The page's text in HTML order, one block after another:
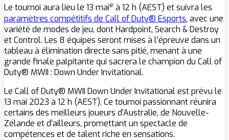
Le tournoi aura lieu le 13 maie à 12 h (AEST) et suivra les
paramètres compétitifs de Call of Duty® Esports, avec une
variété de modes de jeu, dont Hardpoint, Search & Destroy
et Control. Les 8 équipes seront mises à l’épreuve dans un
tableau à élimination directe sans pitié, menant à une
grande finale palpitante qui sacrera le champion du Call of
Duty® MWII : Down Under Invitational.
Le Call of Duty® MWII Down Under Invitational est prévu le
13 mai 2023 à 12 h (AEST). Ce tournoi passionnant réunira
certains des meilleurs joueurs d’Australie, de Nouvelle-
Zélande et d’ailleurs, promettant un spectacle de
compétences et de talent riche en sensations.